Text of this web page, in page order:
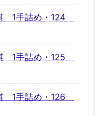
1手詰め・124
1手詰め・125
1手詰め・126